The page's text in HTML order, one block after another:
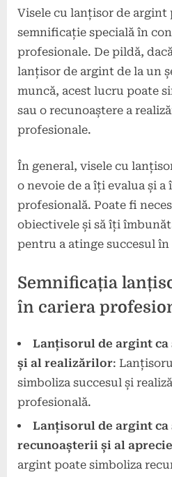
Visele cu lanțisor de argint
semnificație specială în
profesionale. De pildă,
lanțisor de argint de la un
muncă, acest lucru poate
sau o recunoaștere a
profesionale.
În general, visele cu
o nevoie de a îți evalua și
profesională. Poate fi
obiectivele și să îți
pentru a atinge succesul în
Semnificația
în cariera
Lanțisorul de argint
și al realizărilor:
simboliza succesul și
profesională.
Lanțisorul de argint ca
recunoașterii și al
argint poate simboliza